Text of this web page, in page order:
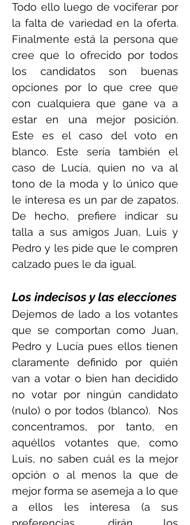
Todo ello luego de vociferar por
la falta de variedad en la oferta.
Finalmente está la persona que
cree que lo ofrecido por todos
los candidatos son buenas
opciones por lo que cree que
con cualquiera que gane va a
estar en una mejor posición.
Este es el caso del voto en
blanco. Este sería también el
caso de Lucía, quien no va al
tono de la moda y lo único que
le interesa es un par de zapatos.
De hecho, prefiere indicar su
talla a sus amigos Juan, Luis y
Pedro y les pide que le compren
calzado pues le da igual.
Los indecisos y las elecciones
Dejemos de lado a los votantes
que se comportan como Juan,
Pedro y Lucía pues ellos tienen
claramente definido por quién
van a votar o bien han decidido
no votar por ningún candidato
(nulo) o por todos (blanco). Nos
concentramos, por tanto, en
aquéllos votantes que, como
Luis, no saben cuál es la mejor
opción o al menos la que de
mejor forma se asemeja a lo que
a ellos les interesa (a sus